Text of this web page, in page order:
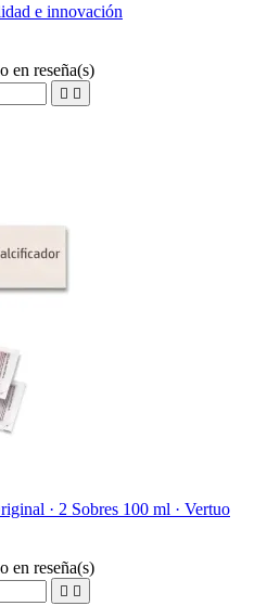
e innovación
en reseña(s)
 
· 2 Sobres 100 ml · Vertuo
en reseña(s)
 